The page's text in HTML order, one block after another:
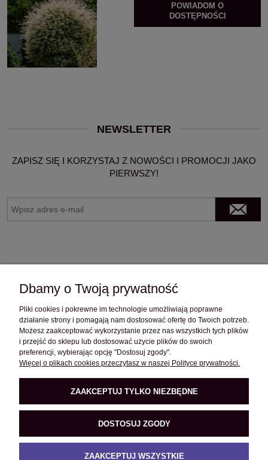
POWIADOM O
DOSTĘPNOŚCI
NEWSLETTER
ZAPISZ SIĘ I KORZYSTAJ Z NOWOŚCI I PROMOCJI JAKO
PIERWSZY!
OBSŁUGA KLIENTA
POMOC
O FIRMIE
PRODUKTY
Dbamy o Twoją prywatność
Pliki cookies i pokrewne im technologie umożliwiają poprawne
działanie strony i pomagają nam dostosować ofertę do Twoich potrzeb.
Możesz zaakceptować wykorzystanie przez nas wszystkich tych plików
i przejść do sklepu lub dostosować użycie plików do swoich
preferencji, wybierając opcję "Dostosuj zgody".
Więcej o plikach cookies przeczytasz w naszej Polityce prywatności.
ZAAKCEPTUJ TYLKO NIEZBĘDNE
DOSTOSUJ ZGODY
ZAAKCEPTUJ WSZYSTKIE